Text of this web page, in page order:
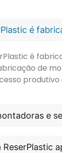
é
é
de
produtivo
e
ReserPlastic